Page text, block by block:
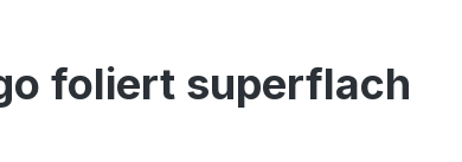
foliert superflach